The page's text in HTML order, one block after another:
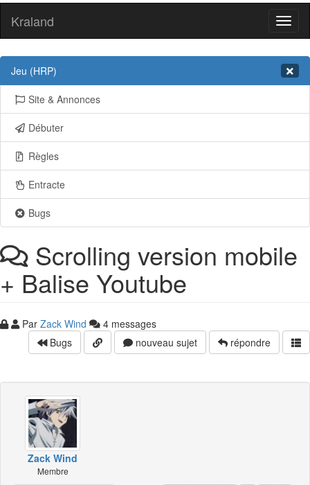
Kraland
Jeu (HRP)
Site & Annonces
Débuter
Règles
Entracte
Bugs
Scrolling version mobile
+ Balise Youtube
Par Zack Wind
4 messages
Bugs
nouveau sujet répondre
Zack Wind
Membre